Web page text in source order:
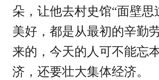
朵，让他去村史馆“面壁思
美好，都是从最初的辛勤
来的，今天的人可不能忘
济，还要壮大集体经济。